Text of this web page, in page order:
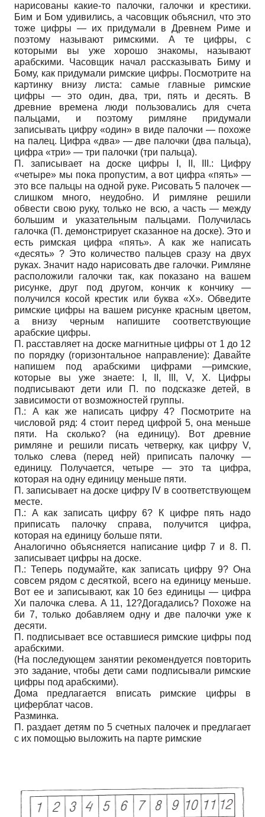
нарисованы какие-то палочки, галочки и крестики.
Бим и Бом удивились, а часовщик объяснил, что это
тоже цифры — их придумали в Древнем Риме и
поэтому называют римскими. А те цифры, с
которыми вы уже хорошо знакомы, называют
арабскими. Часовщик начал рассказывать Биму и
Бому, как придумали римские цифры. Посмотрите на
картинку внизу листа: самые главные римские
цифры — это один, два, три, пять и десять. В
древние времена люди пользовались для счета
пальцами, и поэтому римляне придумали
записывать цифру «один» в виде палочки — похоже
на палец. Цифра «два» — две палочки (два пальца),
цифра «три» — три палочки (три пальца).
П. записывает на доске цифры I, II, III.: Цифру
«четыре» мы пока пропустим, а вот цифра «пять» —
это все пальцы на одной руке. Рисовать 5 палочек —
слишком много, неудобно. И римляне решили
обвести свою руку, только не всю, а часть — между
большим и указательным пальцами. Получилась
галочка (П. демонстрирует сказанное на доске). Это и
есть римская цифра «пять». А как же написать
«десять» ? Это количество пальцев сразу на двух
руках. Значит надо нарисовать две галочки. Римляне
расположили галочки так, как показано на вашем
рисунке, друг под другом, кончик к кончику —
получился косой крестик или буква «X». Обведите
римские цифры на вашем рисунке красным цветом,
а внизу черным напишите соответствующие
арабские цифры.
П. расставляет на доске магнитные цифры от 1 до 12
по порядку (горизонтальное направление): Давайте
напишем под арабскими цифрами —римские,
которые вы уже знаете: I, II, III, V, X. Цифры
подписывают дети или П. по подсказке детей, в
зависимости от возможностей группы.
П.: А как же написать цифру 4? Посмотрите на
числовой ряд: 4 стоит перед цифрой 5, она меньше
пяти. На сколько? (на единицу). Вот древние
римляне и решили писать четверку, как цифру V,
только слева (перед ней) приписать палочку —
единицу. Получается, четыре — это та цифра,
которая на одну единицу меньше пяти.
П. записывает на доске цифру IV в соответствующем
месте.
П.: А как записать цифру 6? К цифре пять надо
приписать палочку справа, получится цифра,
которая на единицу больше пяти.
Аналогично объясняется написание цифр 7 и 8. П.
записывает цифры на доске.
П.: Теперь подумайте, как записать цифру 9? Она
совсем рядом с десяткой, всего на единицу меньше.
Вот ее и записывают, как 10 без единицы — цифра
Xи палочка слева. А 11, 12?Догадались? Похоже на
би 7, только добавляем одну и две палочки уже к
десяти.
П. подписывает все оставшиеся римские цифры под
арабскими.
(На последующем занятии рекомендуется повторить
это задание, чтобы дети сами подписывали римские
цифры под арабскими).
Дома предлагается вписать римские цифры в
циферблат часов.
Разминка.
П. раздает детям по 5 счетных палочек и предлагает
с их помощью выложить на парте римские